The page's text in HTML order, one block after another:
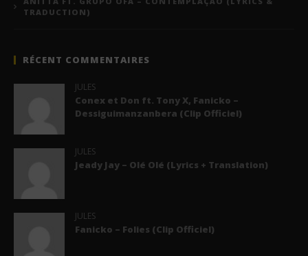
TRADUCTION)
RÉCENT COMMENTAIRES
JULES
Conex et Don ft. Tony X, Fanicko –
Dessiguimanzanbera (Clip Officiel)
JULES
Jeady Jay – Olé Olé (Lyrics + Translation)
JULES
Fanicko – Folies (Clip Officiel)